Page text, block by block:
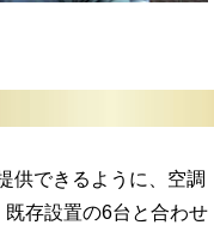
供できるように、空調
存設置の6台と合わせ